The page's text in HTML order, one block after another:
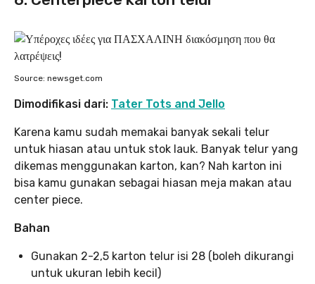
Source: newsget.com
Dimodifikasi dari: Tater Tots and Jello
Karena kamu sudah memakai banyak sekali telur
untuk hiasan atau untuk stok lauk. Banyak telur yang
dikemas menggunakan karton, kan? Nah karton ini
bisa kamu gunakan sebagai hiasan meja makan atau
center piece.
Bahan
Gunakan 2-2,5 karton telur isi 28 (boleh dikurangi
untuk ukuran lebih kecil)